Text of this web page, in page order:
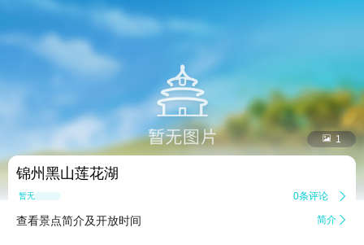
 1
锦州黑山莲花湖
暂无点评 0条评论 
查看景点简介及开放时间 简介 